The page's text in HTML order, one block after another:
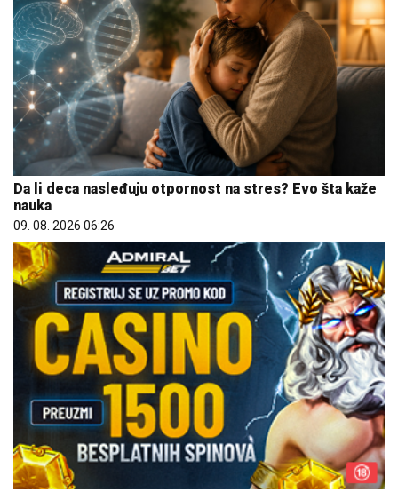
Da li deca nasleđuju otpornost na stres? Evo šta kaže
nauka
09. 08. 2026 06:26